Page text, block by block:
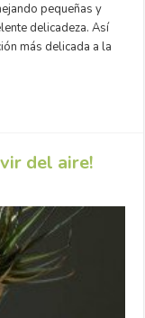
pequeñas y
delicadeza. Así
más delicada a la
del aire!